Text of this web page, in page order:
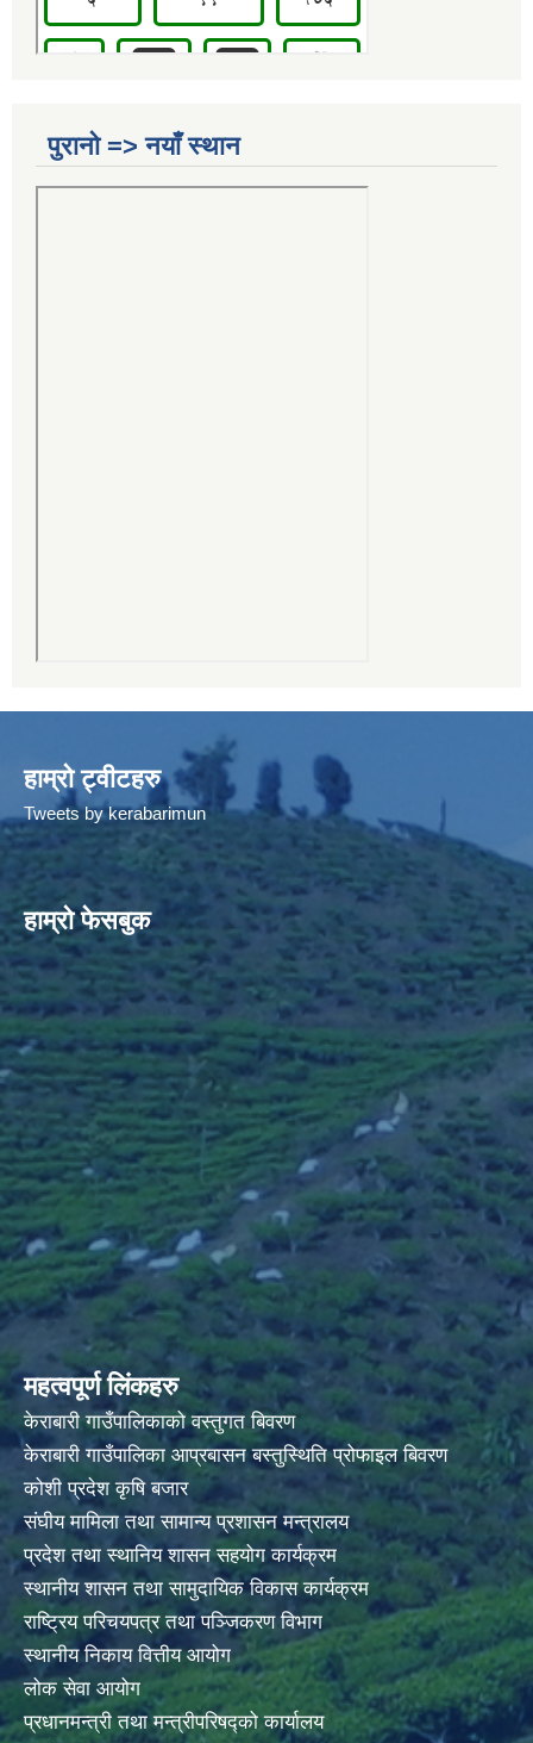
पुरानो => नयाँ स्थान
हाम्रो ट्वीटहरु
Tweets by kerabarimun
हाम्रो फेसबुक
महत्वपूर्ण लिंकहरु
केराबारी गाउँपालिकाको वस्तुगत बिवरण
केराबारी गाउँपालिका आप्रबासन बस्तुस्थिति प्रोफाइल बिवरण
कोशी प्रदेश कृषि बजार
संघीय मामिला तथा सामान्य प्रशासन मन्त्रालय
प्रदेश तथा स्थानिय शासन सहयोग कार्यक्रम
स्थानीय शासन तथा सामुदायिक विकास कार्यक्रम
राष्ट्रिय परिचयपत्र तथा पञ्जिकरण विभाग
स्थानीय निकाय वित्तीय आयोग
लोक सेवा आयोग
प्रधानमन्त्री तथा मन्त्रीपरिषद्को कार्यालय